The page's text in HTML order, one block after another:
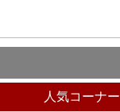
人気コーナー